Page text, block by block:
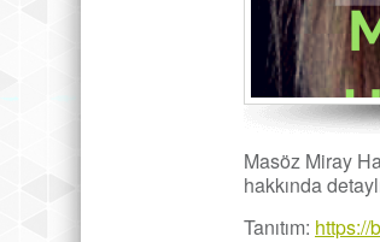
Masöz Miray
hakkında
Tanıtım: https://